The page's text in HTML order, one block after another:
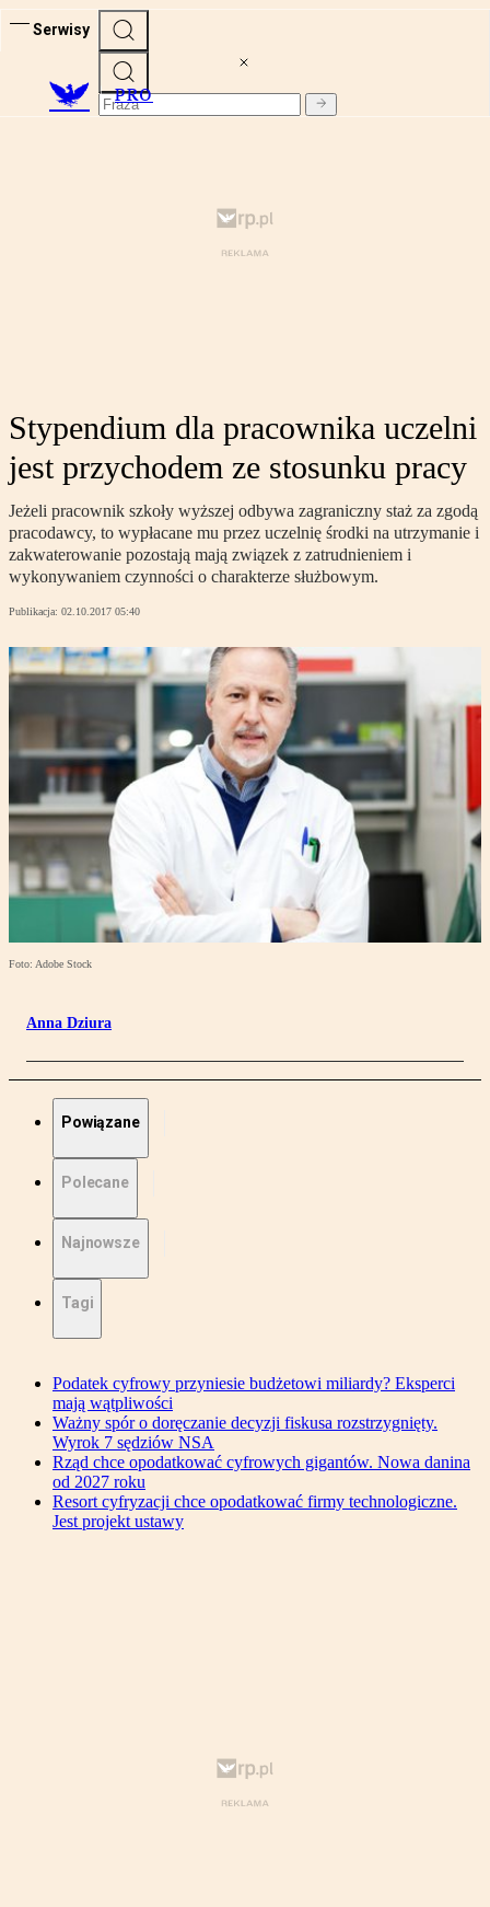
Serwisy
PRO
Stypendium dla pracownika uczelni
jest przychodem ze stosunku pracy
Jeżeli pracownik szkoły wyższej odbywa zagraniczny staż za zgodą
pracodawcy, to wypłacane mu przez uczelnię środki na utrzymanie i
zakwaterowanie pozostają mają związek z zatrudnieniem i
wykonywaniem czynności o charakterze służbowym.
Publikacja: 02.10.2017 05:40
Foto: Adobe Stock
Anna Dziura
Powiązane
Polecane
Najnowsze
Tagi
Podatek cyfrowy przyniesie budżetowi miliardy? Eksperci
mają wątpliwości
Ważny spór o doręczanie decyzji fiskusa rozstrzygnięty.
Wyrok 7 sędziów NSA
Rząd chce opodatkować cyfrowych gigantów. Nowa danina
od 2027 roku
Resort cyfryzacji chce opodatkować firmy technologiczne.
Jest projekt ustawy